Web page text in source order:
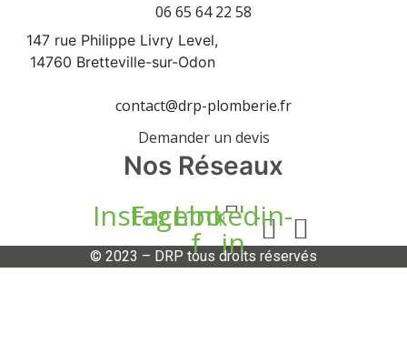
06 65 64 22 58
147 rue Philippe Livry Level,
14760 Bretteville-sur-Odon
contact@drp-plomberie.fr
Demander un devis
Nos Réseaux
Instagram
Facebook-
f
Linkedin-
in
© 2023 – DRP tous droits réservés